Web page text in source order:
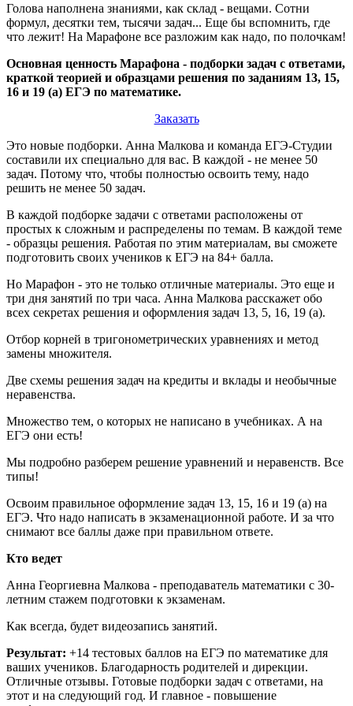
Голова наполнена знаниями, как склад - вещами. Сотни
формул, десятки тем, тысячи задач... Еще бы вспомнить, где
что лежит! На Марафоне все разложим как надо, по полочкам!
Основная ценность Марафона - подборки задач с ответами,
краткой теорией и образцами решения по заданиям 13, 15,
16 и 19 (а) ЕГЭ по математике.
Заказать
Это новые подборки. Анна Малкова и команда ЕГЭ-Студии
составили их специально для вас. В каждой - не менее 50
задач. Потому что, чтобы полностью освоить тему, надо
решить не менее 50 задач.
В каждой подборке задачи с ответами расположены от
простых к сложным и распределены по темам. В каждой теме
- образцы решения. Работая по этим материалам, вы сможете
подготовить своих учеников к ЕГЭ на 84+ балла.
Но Марафон - это не только отличные материалы. Это еще и
три дня занятий по три часа. Анна Малкова расскажет обо
всех секретах решения и оформления задач 13, 5, 16, 19 (а).
Отбор корней в тригонометрических уравнениях и метод
замены множителя.
Две схемы решения задач на кредиты и вклады и необычные
неравенства.
Множество тем, о которых не написано в учебниках. А на
ЕГЭ они есть!
Мы подробно разберем решение уравнений и неравенств. Все
типы!
Освоим правильное оформление задач 13, 15, 16 и 19 (а) на
ЕГЭ. Что надо написать в экзаменационной работе. И за что
снимают все баллы даже при правильном ответе.
Кто ведет
Анна Георгиевна Малкова - преподаватель математики с 30-
летним стажем подготовки к экзаменам.
Как всегда, будет видеозапись занятий.
Результат: +14 тестовых баллов на ЕГЭ по математике для
ваших учеников. Благодарность родителей и дирекции.
Отличные отзывы. Готовые подборки задач с ответами, на
этот и на следующий год. И главное - повышение